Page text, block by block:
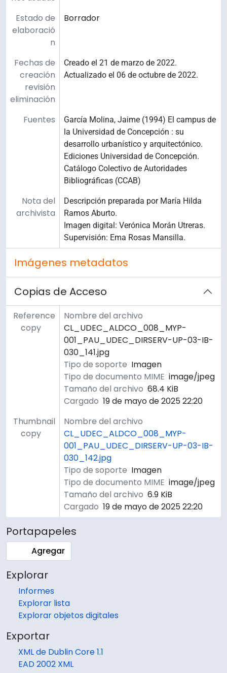
Estado de
elaboració
n
Borrador
Fechas de
creación
revisión
eliminación
Creado el 21 de marzo de 2022.
Actualizado el 06 de octubre de 2022.
Fuentes
García Molina, Jaime (1994) El campus de
la Universidad de Concepción : su
desarrollo urbanístico y arquitectónico.
Ediciones Universidad de Concepción.
Catálogo Colectivo de Autoridades
Bibliográficas (CCAB)
Nota del
archivista
Descripción preparada por María Hilda
Ramos Aburto.
Imagen digital: Verónica Morán Utreras.
Supervisión: Ema Rosas Mansilla.
Imágenes metadatos
Copias de Acceso
Reference
copy
Nombre del archivo
CL_UDEC_ALDCO_008_MYP-
001_PAU_UDEC_DIRSERV-UP-03-IB-
030_141.jpg
Tipo de soporte Imagen
Tipo de documento MIME image/jpeg
Tamaño del archivo 68.4 KiB
Cargado 19 de mayo de 2025 22:20
Thumbnail
copy
Nombre del archivo
CL_UDEC_ALDCO_008_MYP-
001_PAU_UDEC_DIRSERV-UP-03-IB-
030_142.jpg
Tipo de soporte Imagen
Tipo de documento MIME image/jpeg
Tamaño del archivo 6.9 KiB
Cargado 19 de mayo de 2025 22:20
Portapapeles
Agregar
Explorar
Informes
Explorar lista
Explorar objetos digitales
Exportar
XML de Dublin Core 1.1
EAD 2002 XML